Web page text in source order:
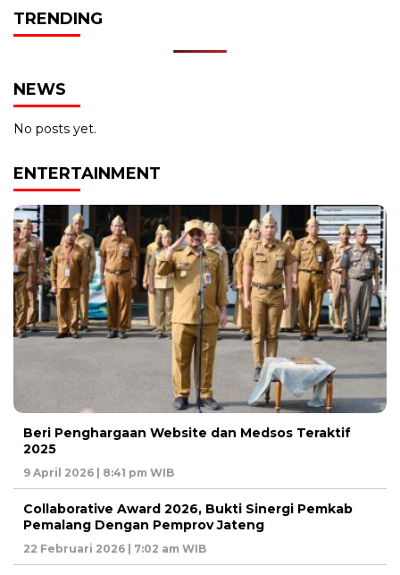
TRENDING
NEWS
No posts yet.
ENTERTAINMENT
Beri Penghargaan Website dan Medsos Teraktif
2025
9 April 2026 | 8:41 pm WIB
Collaborative Award 2026, Bukti Sinergi Pemkab
Pemalang Dengan Pemprov Jateng
22 Februari 2026 | 7:02 am WIB